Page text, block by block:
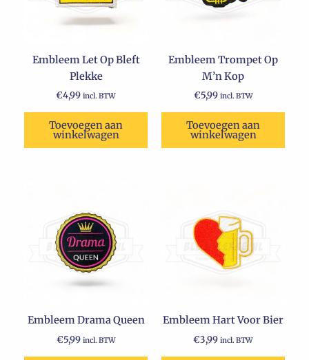
Embleem Let Op Bleft
Plekke
€4,99 incl. BTW
Toevoegen aan
winkelwagen
Embleem Trompet Op
M’n Kop
€5,99 incl. BTW
Toevoegen aan
winkelwagen
Embleem Drama Queen
€5,99 incl. BTW
Embleem Hart Voor Bier
€3,99 incl. BTW